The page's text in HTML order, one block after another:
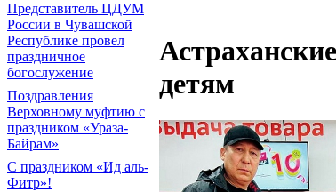
Представитель ЦДУМ
России в Чувашской
Республике провел
праздничное
богослужение
Поздравления
Верховному муфтию с
праздником «Ураза-
Байрам»
С праздником «Ид аль-
Фитр»!
детям